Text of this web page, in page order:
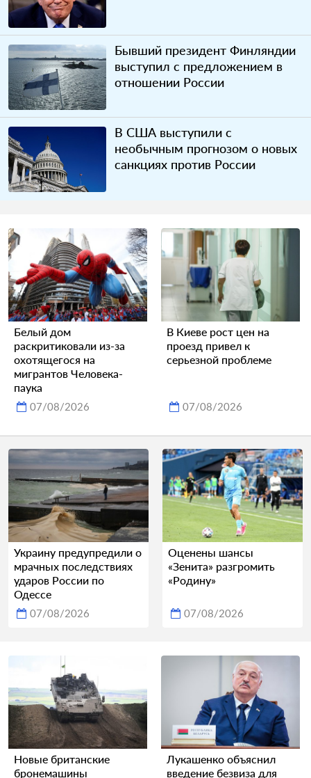
Бывший президент Финляндии
выступил с предложением в
отношении России
В США выступили с
необычным прогнозом о новых
санкциях против России
Белый дом
раскритиковали из-за
охотящегося на
мигрантов Человека-
паука
07/08/2026
В Киеве рост цен на
проезд привел к
серьезной проблеме
07/08/2026
Украину предупредили о
мрачных последствиях
ударов России по
Одессе
07/08/2026
Оценены шансы
«Зенита» разгромить
«Родину»
07/08/2026
Новые британские
бронемашины
Лукашенко объяснил
введение безвиза для